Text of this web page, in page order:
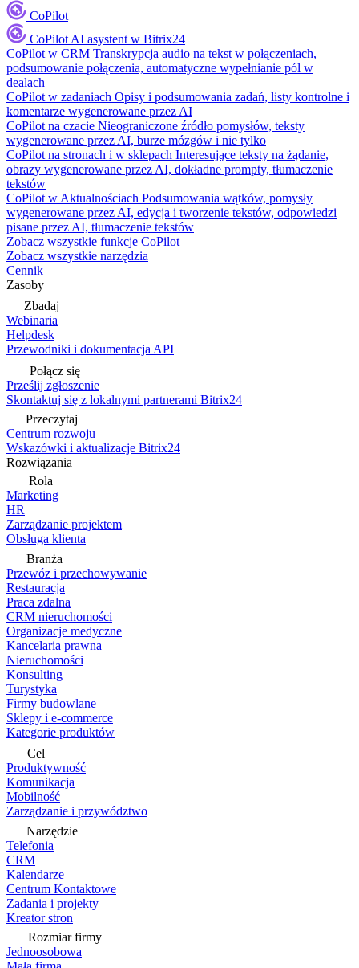
CoPilot
CoPilot AI asystent w Bitrix24
CoPilot w CRM Transkrypcja audio na tekst w połączeniach,
podsumowanie połączenia, automatyczne wypełnianie pól w
dealach
CoPilot w zadaniach Opisy i podsumowania zadań, listy kontrolne i
komentarze wygenerowane przez AI
CoPilot na czacie Nieograniczone źródło pomysłów, teksty
wygenerowane przez AI, burze mózgów i nie tylko
CoPilot na stronach i w sklepach Interesujące teksty na żądanie,
obrazy wygenerowane przez AI, dokładne prompty, tłumaczenie
tekstów
CoPilot w Aktualnościach Podsumowania wątków, pomysły
wygenerowane przez AI, edycja i tworzenie tekstów, odpowiedzi
pisane przez AI, tłumaczenie tekstów
Zobacz wszystkie funkcje CoPilot
Zobacz wszystkie narzędzia
Cennik
Zasoby
Zbadaj
Webinaria
Helpdesk
Przewodniki i dokumentacja API
Połącz się
Prześlij zgłoszenie
Skontaktuj się z lokalnymi partnerami Bitrix24
Przeczytaj
Centrum rozwoju
Wskazówki i aktualizacje Bitrix24
Rozwiązania
Rola
Marketing
HR
Zarządzanie projektem
Obsługa klienta
Branża
Przewóz i przechowywanie
Restauracja
Praca zdalna
CRM nieruchomości
Organizacje medyczne
Kancelaria prawna
Nieruchomości
Konsulting
Turystyka
Firmy budowlane
Sklepy i e-commerce
Kategorie produktów
Cel
Produktywność
Komunikacja
Mobilność
Zarządzanie i przywództwo
Narzędzie
Telefonia
CRM
Kalendarze
Centrum Kontaktowe
Zadania i projekty
Kreator stron
Rozmiar firmy
Jednoosobowa